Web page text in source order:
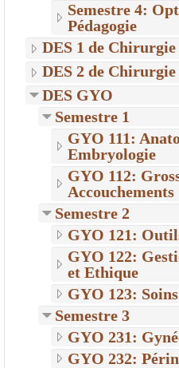
Semestre 4:
Pédagogie
DES 1 de Chirurgie
DES 2 de Chirurgie
DES GYO
Semestre 1
GYO 111:
Embryologie
GYO 112:
Accouchements
Semestre 2
GYO 121:
GYO 122:
et Ethique
GYO 123:
Semestre 3
GYO 231:
GYO 232: